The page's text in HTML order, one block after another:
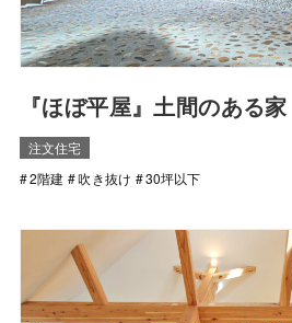
『ほぼ平屋』土間のある家
注文住宅
2階建
吹き抜け 30坪以下